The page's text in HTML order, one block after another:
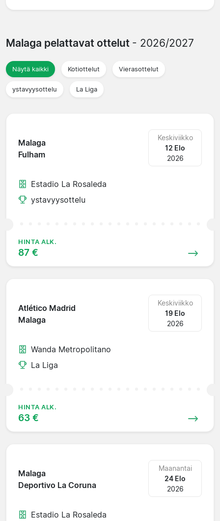
Malaga pelattavat ottelut - 2026/2027
Näytä kaikki Kotiottelut Vierasottelut
ystavyysottelu La Liga
Malaga
Fulham
Keskiviikko
12 Elo
2026
Estadio La Rosaleda
ystavyysottelu
HINTA ALK.
87 €
Atlético Madrid
Malaga
Keskiviikko
19 Elo
2026
Wanda Metropolitano
La Liga
HINTA ALK.
63 €
Malaga
Deportivo La Coruna
Maanantai
24 Elo
2026
Estadio La Rosaleda